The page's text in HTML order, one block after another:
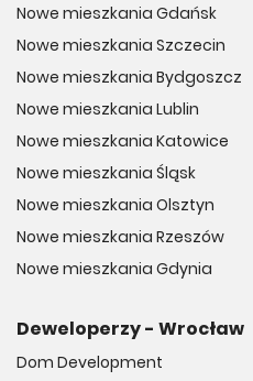
Nowe mieszkania Gdańsk
Nowe mieszkania Szczecin
Nowe mieszkania Bydgoszcz
Nowe mieszkania Lublin
Nowe mieszkania Katowice
Nowe mieszkania Śląsk
Nowe mieszkania Olsztyn
Nowe mieszkania Rzeszów
Nowe mieszkania Gdynia
Deweloperzy - Wrocław
Dom Development